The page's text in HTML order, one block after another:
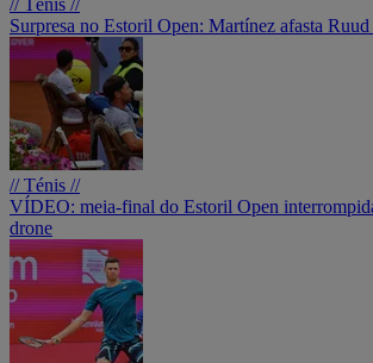
Surpresa no Estoril Open: Martínez afasta
// Ténis //
VÍDEO: meia-final do Estoril Open
drone